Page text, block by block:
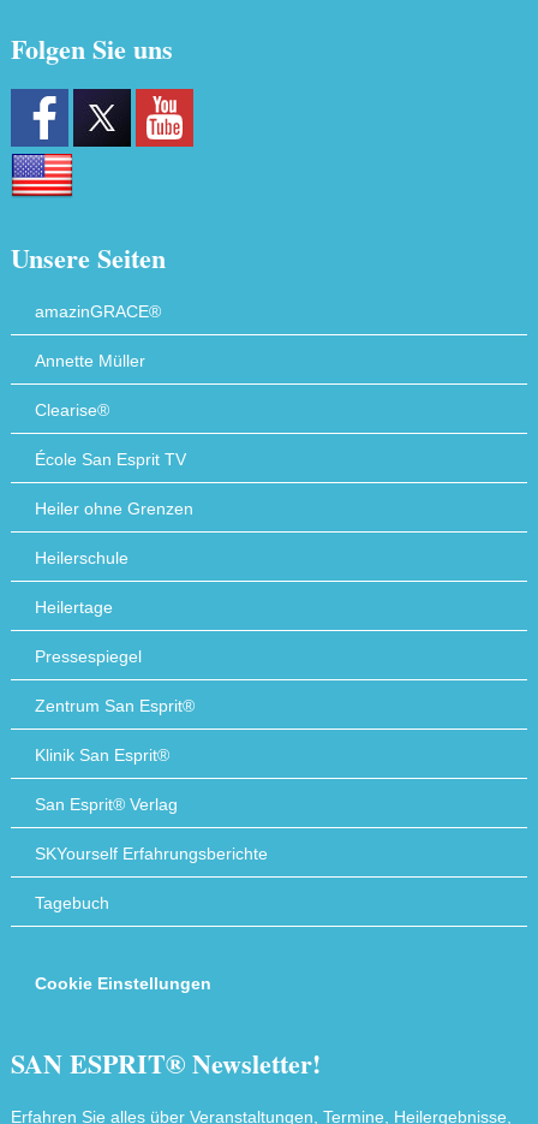
Folgen Sie uns
Unsere Seiten
amazinGRACE®
Annette Müller
Clearise®
École San Esprit TV
Heiler ohne Grenzen
Heilerschule
Heilertage
Pressespiegel
Zentrum San Esprit®
Klinik San Esprit®
San Esprit® Verlag
SKYourself Erfahrungsberichte
Tagebuch
Cookie Einstellungen
SAN ESPRIT® Newsletter!
Erfahren Sie alles über Veranstaltungen, Termine, Heilergebnisse,